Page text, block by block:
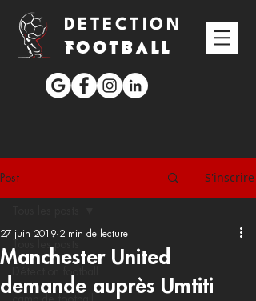
DETECTION
FOOTBALL
Post S'inscrire
Tous les posts
Manchester United
demande auprès Umtiti
27 juin 2019 2 min de lecture